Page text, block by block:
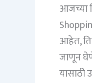
आजच्या
आहेत,
जाणून
यासाठी